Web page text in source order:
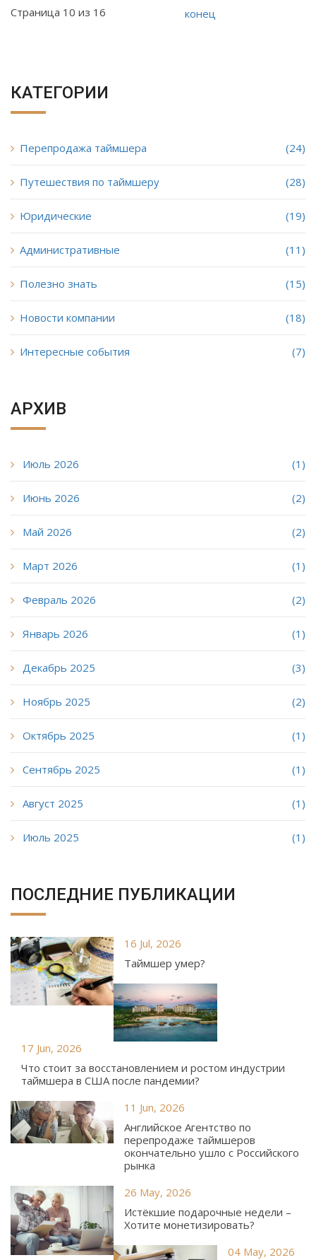
конец
Страница 10 из 16
КАТЕГОРИИ
Перепродажа таймшера (24)
Путешествия по таймшеру (28)
Юридические (19)
Административные (11)
Полезно знать (15)
Новости компании (18)
Интересные события (7)
АРХИВ
Июль 2026 (1)
Июнь 2026 (2)
Май 2026 (2)
Март 2026 (1)
Февраль 2026 (2)
Январь 2026 (1)
Декабрь 2025 (3)
Ноябрь 2025 (2)
Октябрь 2025 (1)
Сентябрь 2025 (1)
Август 2025 (1)
Июль 2025 (1)
ПОСЛЕДНИЕ ПУБЛИКАЦИИ
16 Jul, 2026
Таймшер умер?
17 Jun, 2026
Что стоит за восстановлением и ростом индустрии
таймшера в США после пандемии?
11 Jun, 2026
Английское Агентство по
перепродаже таймшеров
окончательно ушло с Российского
рынка
26 May, 2026
Истёкшие подарочные недели –
Хотите монетизировать?
04 May, 2026